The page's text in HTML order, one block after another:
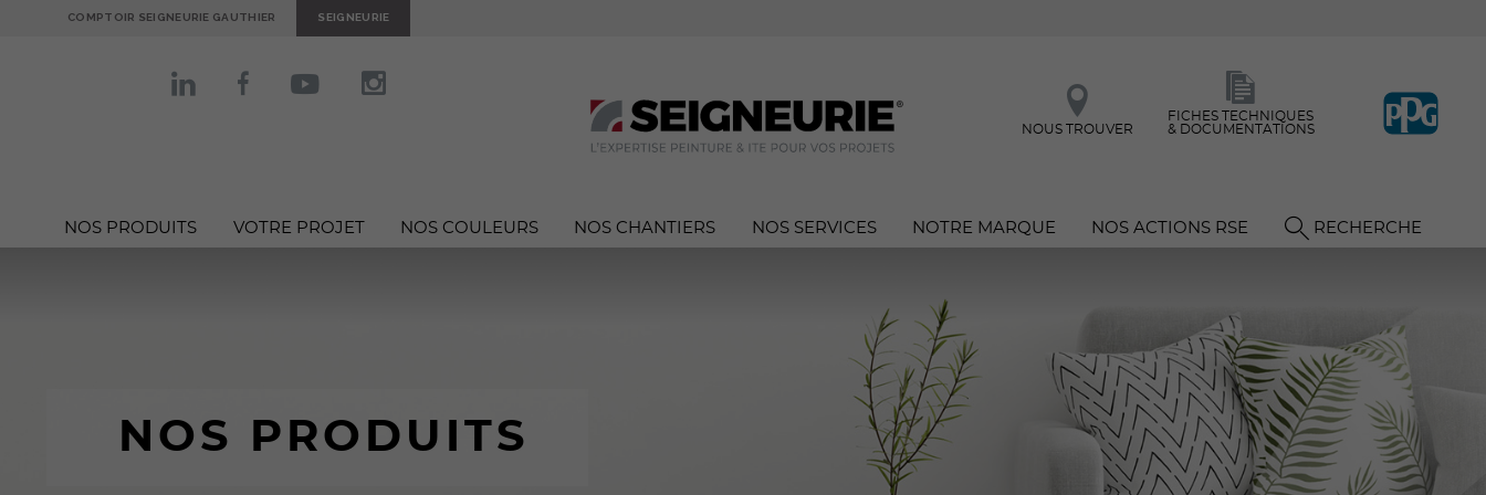
COMPTOIR SEIGNEURIE GAUTHIER SEIGNEURIE
NOUS TROUVER
FICHES TECHNIQUES
& DOCUMENTATIONS
NOS PRODUITS VOTRE PROJET NOS COULEURS NOS CHANTIERS NOS SERVICES NOTRE MARQUE NOS ACTIONS RSE RECHERCHE
NOS PRODUITS